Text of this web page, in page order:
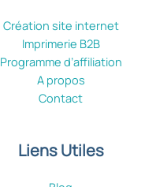
Création site internet
Imprimerie B2B
Programme d’affiliation
A propos
Contact
Liens Utiles